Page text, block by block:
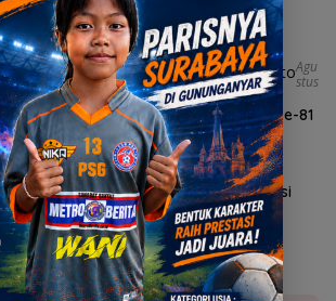
Agu
Stus
2026
Agustusan Semarakkan HUT RI ke-81
Mojokerto
5, 2026
Rakyat Kedung Cowek Diapreasi
Surabaya